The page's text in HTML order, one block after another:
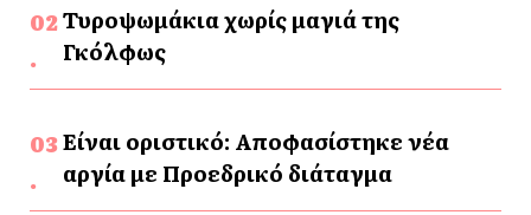
Τυροψωμάκια χωρίς μαγιά της
Γκόλφως
Είναι οριστικό: Αποφασίστηκε νέα
αργία με Προεδρικό διάταγμα